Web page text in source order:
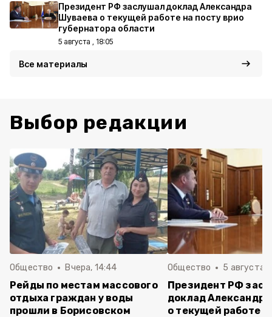
Президент РФ заслушал доклад Александра
Шуваева о текущей работе на посту врио
губернатора области
5 августа , 18:05
Все материалы
Выбор редакции
Общество Вчера, 14:44
Рейды по местам массового
отдыха граждан у воды
прошли в Борисовском
Общество 5 августа ,
Президент РФ
доклад
о текущей работе